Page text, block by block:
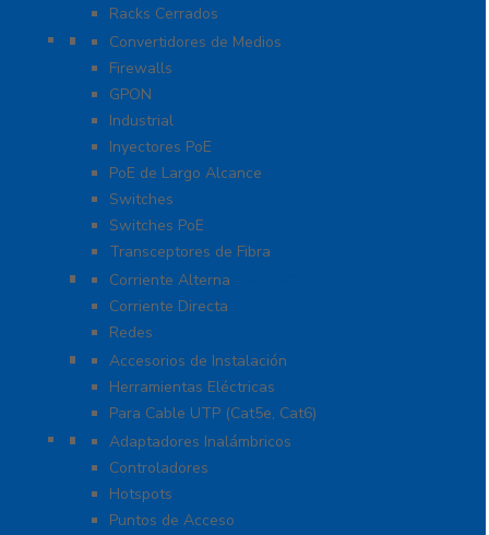
Racks Cerrados
Networking
Convertidores de Medios
Firewalls
GPON
Industrial
Inyectores PoE
PoE de Largo Alcance
Switches
Switches PoE
Transceptores de Fibra
Protección Contra Descargas
Corriente Alterna
Corriente Directa
Redes
Herramientas
Accesorios de Instalación
Herramientas Eléctricas
Para Cable UTP (Cat5e, Cat6)
Redes WIFI
Adaptadores Inalámbricos
Controladores
Hotspots
Puntos de Acceso